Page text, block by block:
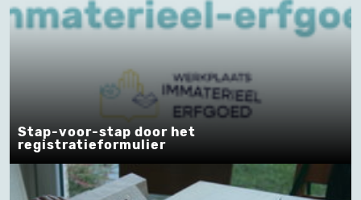
Stap-voor-stap door het
registratieformulier